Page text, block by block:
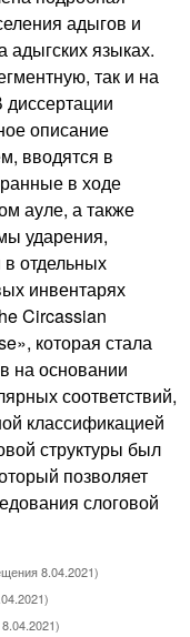
адыгов и
адыгских языках.
так и на
описание
вводятся в
в ходе
ауле, а также
ударения,
в отдельных
инвентарях
Circassian
которая стала
на основании
соответствий,
классификацией
структуры был
позволяет
слоговой
8.04.2021)